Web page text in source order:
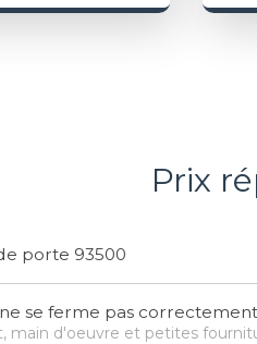
Prix
porte 93500
se ferme pas correctement
main d'oeuvre et petites